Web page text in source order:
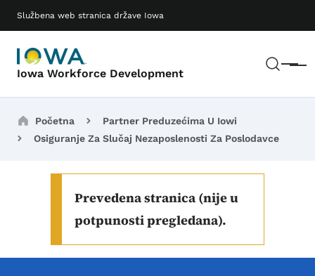
Službena web stranica države Iowa
Iowa Workforce Development Meni
Main navigation
Breadcrumbs
Početna
Partner Preduzećima U Iowi
Osiguranje Za Slučaj Nezaposlenosti Za Poslodavce
Prevedena stranica (nije u
potpunosti pregledana).